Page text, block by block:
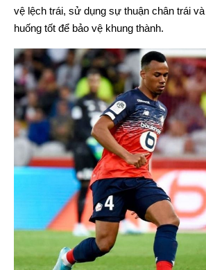
vệ lệch trái, sử dụng sự thuận chân trái
huống tốt để bảo vệ khung thành.